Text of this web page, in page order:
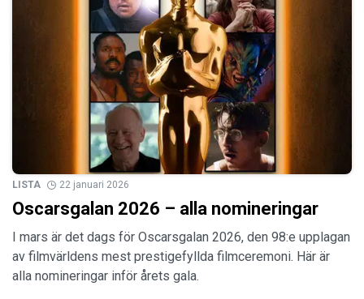
LISTA 22 januari 2026
Oscarsgalan 2026 – alla nomineringar
I mars är det dags för Oscarsgalan 2026, den 98:e upplagan
av filmvärldens mest prestigefyllda filmceremoni. Här är
alla nomineringar inför årets gala.